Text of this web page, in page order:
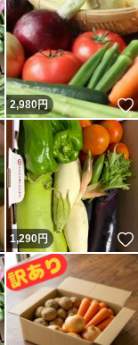
いいね！
2,980円
いいね！
1,290円